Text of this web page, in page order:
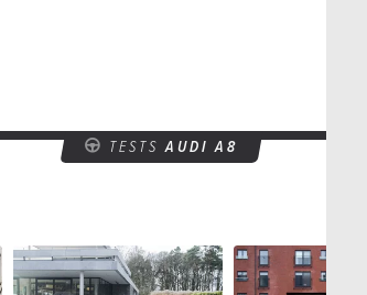
TESTSAUDI A8